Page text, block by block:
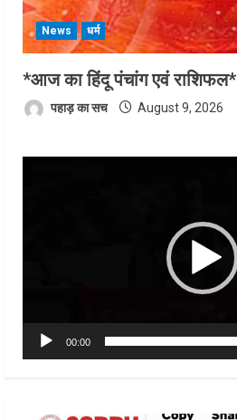
News धर्म
*आज का हिंदू पंचांग एवं राशिफल*
पहाड़ का सच August 9, 2026
00:00